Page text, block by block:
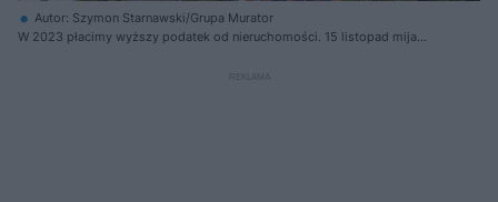
Autor: Szymon Starnawski/Grupa Murator
W 2023 płacimy wyższy podatek od nieruchomości. 15 listopad mija